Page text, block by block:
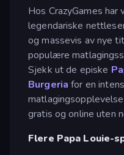
Hos CrazyGames
legendariske
og massevis av nye
populære
Sjekk ut de episke
Burgeria for en
gratis og online uten
Flere Papa Louie-